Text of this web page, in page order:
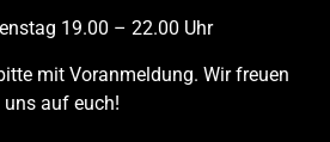
19.00 – 22.00 Uhr
mit Voranmeldung. Wir freuen
uns auf euch!